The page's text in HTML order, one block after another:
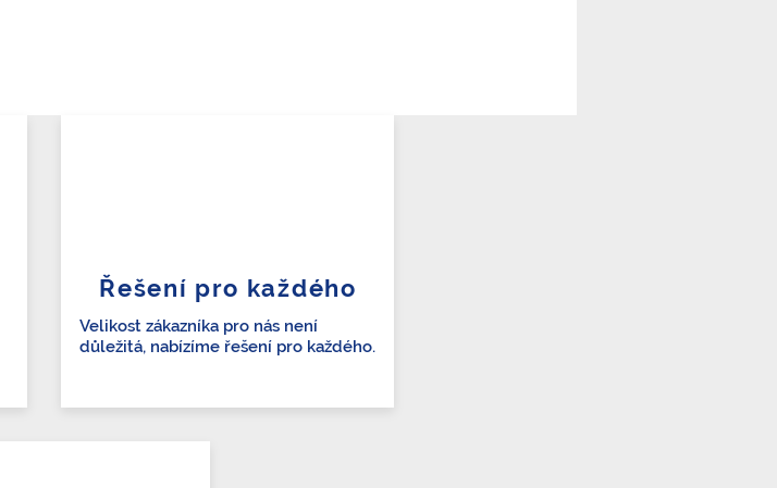
Řešení pro každého
Velikost zákazníka pro nás není
důležitá, nabízíme řešení pro každého.